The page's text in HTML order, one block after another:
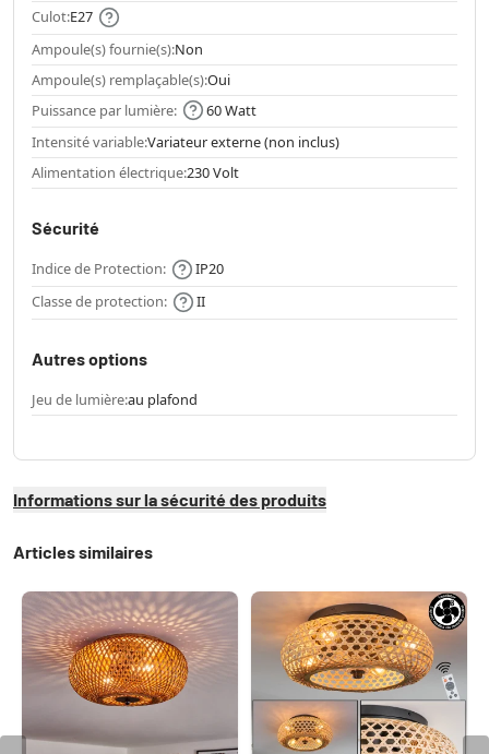
Culot:E27
Ampoule(s) fournie(s):Non
Ampoule(s) remplaçable(s):Oui
Puissance par lumière:
60 Watt
Intensité variable:Variateur externe (non inclus)
Alimentation électrique:230 Volt
Sécurité
Indice de Protection:
IP20
Classe de protection:
II
Autres options
Jeu de lumière:au plafond
Informations sur la sécurité des produits
Articles similaires